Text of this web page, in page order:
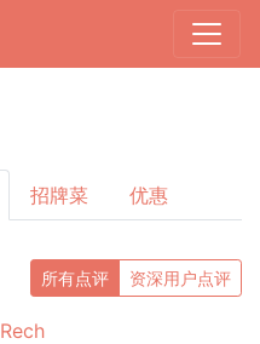
招牌菜 优惠
所有点评 资深用户点评
Rech